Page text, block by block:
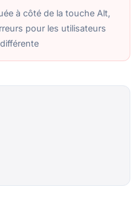
à côté de la touche Alt,
pour les utilisateurs